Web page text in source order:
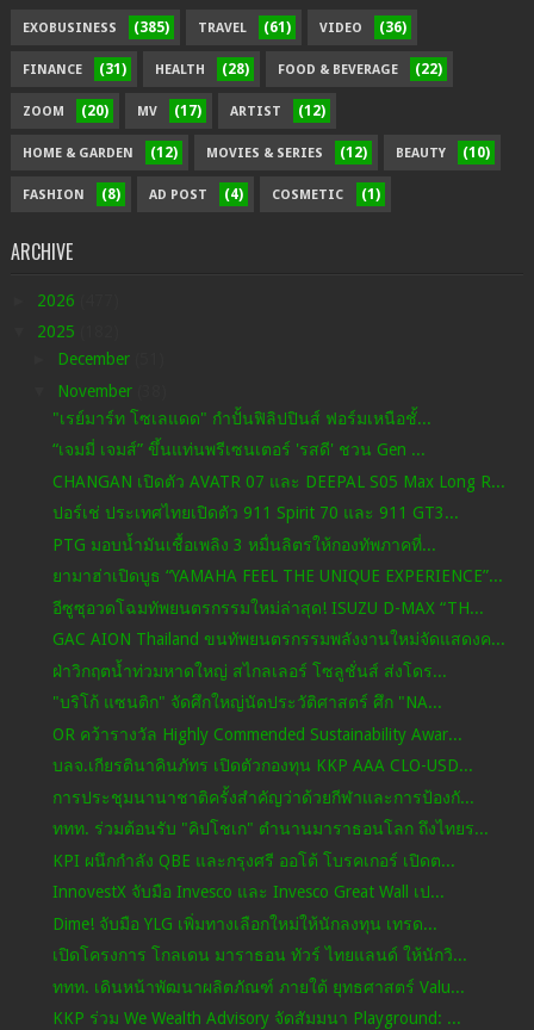
EXOBUSINESS (385) TRAVEL (61) VIDEO (36)
FINANCE (31) HEALTH (28) FOOD & BEVERAGE (22)
ZOOM (20) MV (17) ARTIST (12)
HOME & GARDEN (12) MOVIES & SERIES (12) BEAUTY (10)
FASHION (8) AD POST (4) COSMETIC (1)
ARCHIVE
2026
2025
December
November
"เรย์มาร์ท โซเลแดด" กำปั้นฟิลิปปินส์ ฟอร์มเหนือชั้...
“เจมมี่ เจมส์” ขึ้นแท่นพรีเซนเตอร์ 'รสดี' ชวน Gen ...
CHANGAN เปิดตัว AVATR 07 และ DEEPAL S05 Max Long R...
ปอร์เช่ ประเทศไทยเปิดตัว 911 Spirit 70 และ 911 GT3...
PTG มอบน้ำมันเชื้อเพลิง 3 หมื่นลิตรให้กองทัพภาคที่...
ยามาฮ่าเปิดบูธ “YAMAHA FEEL THE UNIQUE EXPERIENCE”...
อีซูซุอวดโฉมทัพยนตรกรรมใหม่ล่าสุด! ISUZU D-MAX “TH...
GAC AION Thailand ขนทัพยนตรกรรมพลังงานใหม่จัดแสดงค...
ฝ่าวิกฤตน้ำท่วมหาดใหญ่ สไกลเลอร์ โซลูชั่นส์ ส่งโดร...
"บริโก้ แซนติก" จัดศึกใหญ่นัดประวัติศาสตร์ ศึก "NA...
OR คว้ารางวัล Highly Commended Sustainability Awar...
บลจ.เกียรตินาคินภัทร เปิดตัวกองทุน KKP AAA CLO-USD...
การประชุมนานาชาติครั้งสำคัญว่าด้วยกีฬาและการป้องกั...
ททท. ร่วมต้อนรับ "คิปโชเก" ตำนานมาราธอนโลก ถึงไทยร...
KPI ผนึกกำลัง QBE และกรุงศรี ออโต้ โบรคเกอร์ เปิดต...
InnovestX จับมือ Invesco และ Invesco Great Wall เป...
Dime! จับมือ YLG เพิ่มทางเลือกใหม่ให้นักลงทุน เทรด...
เปิดโครงการ โกลเดน มาราธอน ทัวร์ ไทยแลนด์ ให้นักวิ...
ททท. เดินหน้าพัฒนาผลิตภัณฑ์ ภายใต้ ยุทธศาสตร์ Valu...
KKP ร่วม We Wealth Advisory จัดสัมมนา Playground: ...